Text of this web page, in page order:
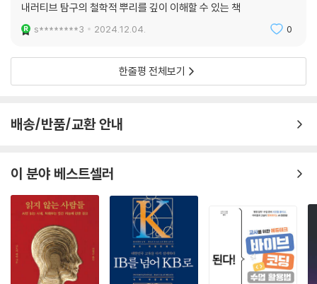
내러티브 탐구의 철학적 뿌리를 깊이 이해할 수 있는 책
s********3 2024.12.04. 0
한줄평 전체보기
배송/반품/교환 안내
이 분야 베스트셀러